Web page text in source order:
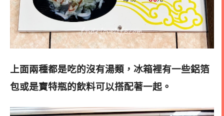
上面兩種都是吃的沒有湯類，冰箱裡有一些鋁箔
包或是寶特瓶的飲料可以搭配著一起。